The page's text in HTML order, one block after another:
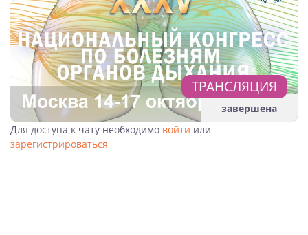
ТРАНСЛЯЦИЯ
завершена
Для доступа к чату необходимо войти или
зарегистрироваться